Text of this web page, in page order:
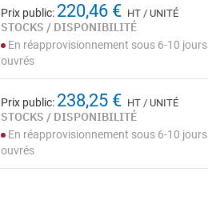
Prix public: 220,46 € HT / UNITÉ
STOCKS / DISPONIBILITÉ
En réapprovisionnement sous 6-10 jours
ouvrés
Prix public: 238,25 € HT / UNITÉ
STOCKS / DISPONIBILITÉ
En réapprovisionnement sous 6-10 jours
ouvrés